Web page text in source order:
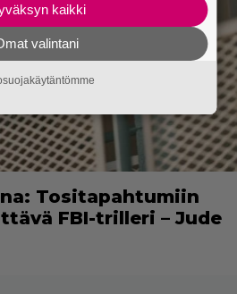
Tositapahtumiin
FBI-trilleri – Jude
kaikki
valintani